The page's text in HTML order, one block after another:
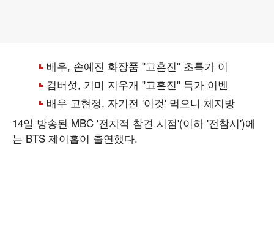
14일 방송된 MBC '전지적 참견 시점'(이하 '전참시')에
는 BTS 제이홉이 출연했다.